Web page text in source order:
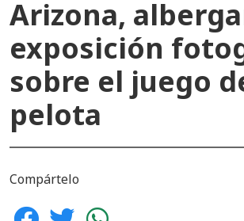
Arizona,
exposición
sobre el juego
pelota
Compártelo